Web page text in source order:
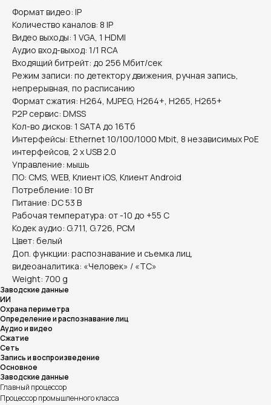
Формат видео: IP
Количество каналов: 8 IP
Видео выходы: 1 VGA, 1 HDMI
Аудио вход-выход: 1/1 RCA
Входящий битрейт: до 256 Мбит/сек
Режим записи: по детектору движения, ручная запись,
непрерывная, по расписанию
Формат сжатия: H264, MJPEG, H264+, H265, H265+
P2P сервис: DMSS
Кол-во дисков: 1 SATA до 16Тб
Интерфейсы: Ethernet 10/100/1000 Mbit, 8 независимых PoE
интерфейсов, 2 x USB 2.0
Управление: мышь
ПО: CMS, WEB, Клиент iOS, Клиент Android
Потребление: 10 Вт
Питание: DC 53 В
Рабочая температура: от -10 до +55 С
Кодек аудио: G.711, G.726, PCM
Цвет: белый
Доп. функции: распознавание и съемка лиц,
видеоаналитика: «Человек» / «ТС»
Weight: 700 g
Заводские данные
ИИ
Охрана периметра
Определение и распознавание лиц
Аудио и видео
Сжатие
Сеть
Запись и воспроизведение
Основное
Заводские данные
Главный процессор
Процессор промышленного класса